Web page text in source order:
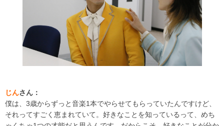
じんさん：
僕は、3歳からずっと音楽1本でやらせてもらっていたんですけど、
それってすごく恵まれていて。好きなことを知っているって、めち